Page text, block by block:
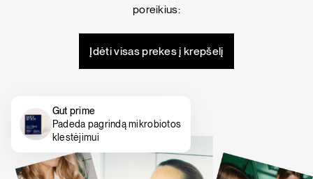
poreikius:
Įdėti visas prekes į krepšelį
Gut prime
Padeda pagrindą mikrobiotos
klestėjimui